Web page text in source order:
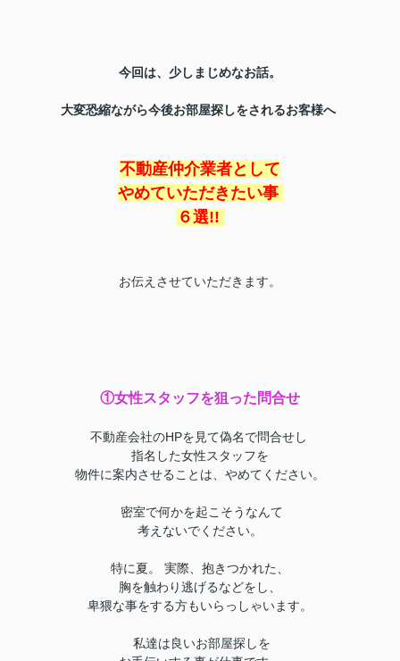
今回は、少しまじめなお話。
大変恐縮ながら今後お部屋探しをされるお客様へ
不動産仲介業者として
やめていただきたい事
６選!!
お伝えさせていただきます。
①女性スタッフを狙った問合せ
不動産会社のHPを見て偽名で問合せし
指名した女性スタッフを
物件に案内させることは、やめてください。
密室で何かを起こそうなんて
考えないでください。
特に夏。 実際、抱きつかれた、
胸を触わり逃げるなどをし、
卑猥な事をする方もいらっしゃいます。
私達は良いお部屋探しを